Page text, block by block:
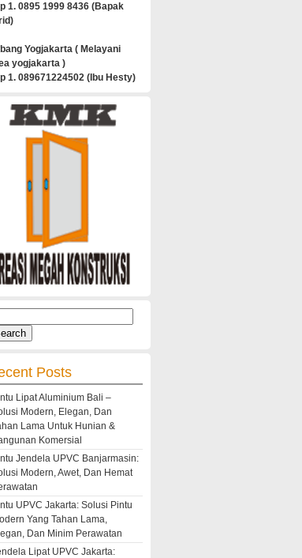
1. 0895 1999 8436 (Bapak
Yogjakarta ( Melayani
yogjakarta )
1. 089671224502 (Ibu Hesty)
Posts
Lipat Aluminium Bali –
Modern, Elegan, Dan
Lama Untuk Hunian &
Komersial
Jendela UPVC Banjarmasin:
Modern, Awet, Dan Hemat
UPVC Jakarta: Solusi Pintu
Yang Tahan Lama,
Dan Minim Perawatan
Lipat UPVC Jakarta: